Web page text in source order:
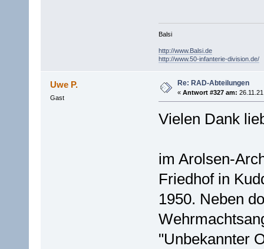
Balsi
http://www.Balsi.de
http://www.50-infanterie-division.de/
Uwe P.
Gast
Re: RAD-Abteilungen
« Antwort #327 am:
Vielen Dank
im Arolsen-
Friedhof in
1950. Neben
"Unbekannter